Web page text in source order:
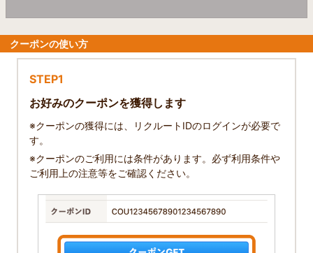
クーポンの使い方
STEP1
お好みのクーポンを獲得します
※クーポンの獲得には、リクルートIDのログインが必要で
す。
※クーポンのご利用には条件があります。必ず利用条件や
ご利用上の注意等をご確認ください。